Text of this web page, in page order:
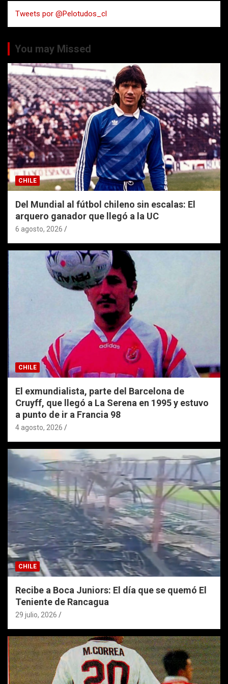
a
r
Tweets por @Pelotudos_cl
You may Missed
CHILE
Del Mundial al fútbol chileno sin escalas: El
arquero ganador que llegó a la UC
6 agosto, 2026
CHILE
El exmundialista, parte del Barcelona de
Cruyff, que llegó a La Serena en 1995 y estuvo
a punto de ir a Francia 98
4 agosto, 2026
CHILE
Recibe a Boca Juniors: El día que se quemó El
Teniente de Rancagua
29 julio, 2026